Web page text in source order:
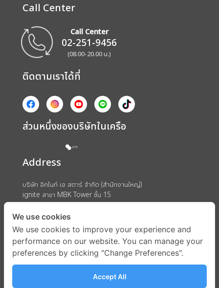
Call Center
Call Center
02-251-9456
(08.00-20.00 น.)
ติดตามเราได้ที่
ส่วนหนึ่งของบริษัทในเครือ
Address
บริษัท อิกไนท์ เอ สตาร์ จำกัด (สำนักงานใหญ่)
ignite สาขา MBK Tower ชั้น 15
ถนนพญาไท แขวงวังใหม่ เขตปทุมวัน กรุงเทพมหานคร 10330
We use cookies
We use cookies to improve your experience and
performance on our website. You can manage your
preferences by clicking "Change Preferences".
Accept All